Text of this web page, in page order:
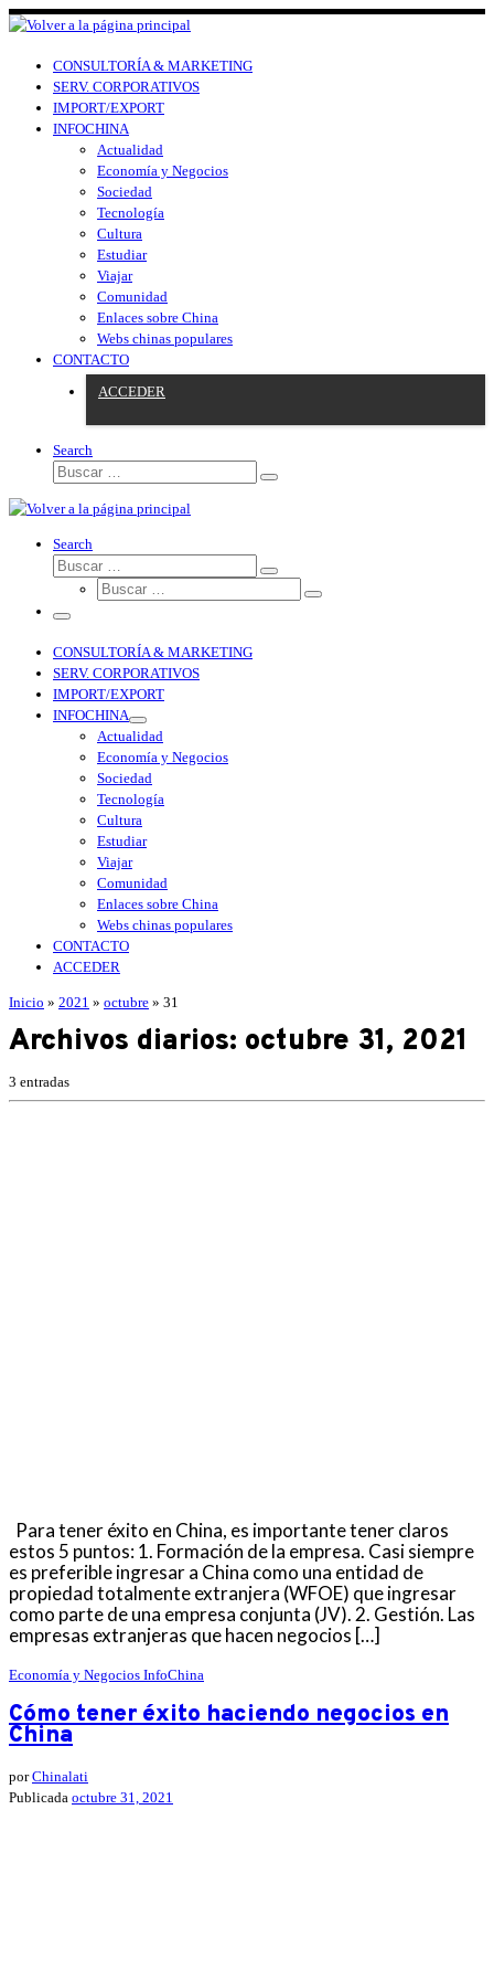
CONSULTORÍA & MARKETING
SERV. CORPORATIVOS
IMPORT/EXPORT
INFOCHINA
Actualidad
Economía y Negocios
Sociedad
Tecnología
Cultura
Estudiar
Viajar
Comunidad
Enlaces sobre China
Webs chinas populares
CONTACTO
ACCEDER
Search
Search
CONSULTORÍA & MARKETING
SERV. CORPORATIVOS
IMPORT/EXPORT
INFOCHINA
Actualidad
Economía y Negocios
Sociedad
Tecnología
Cultura
Estudiar
Viajar
Comunidad
Enlaces sobre China
Webs chinas populares
CONTACTO
ACCEDER
Inicio » 2021 » octubre » 31
Archivos diarios: octubre 31, 2021
3 entradas
Para tener éxito en China, es importante tener claros
estos 5 puntos: 1. Formación de la empresa. Casi siempre
es preferible ingresar a China como una entidad de
propiedad totalmente extranjera (WFOE) que ingresar
como parte de una empresa conjunta (JV). 2. Gestión. Las
empresas extranjeras que hacen negocios […]
Economía y Negocios InfoChina
Cómo tener éxito haciendo negocios en
China
porChinalati
Publicada octubre 31, 2021